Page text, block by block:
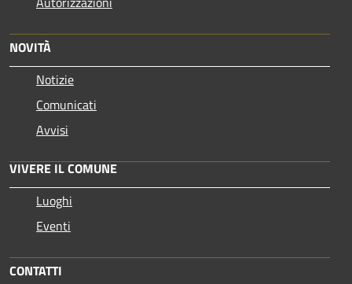
NOVITÀ
Notizie
Comunicati
Avvisi
VIVERE IL COMUNE
Luoghi
Eventi
CONTATTI